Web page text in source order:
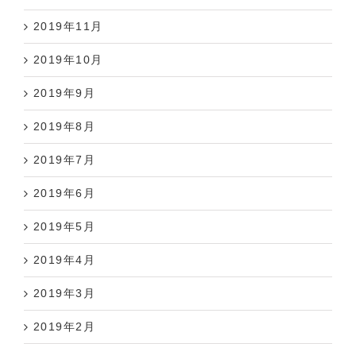
2019年11月
2019年10月
2019年9月
2019年8月
2019年7月
2019年6月
2019年5月
2019年4月
2019年3月
2019年2月